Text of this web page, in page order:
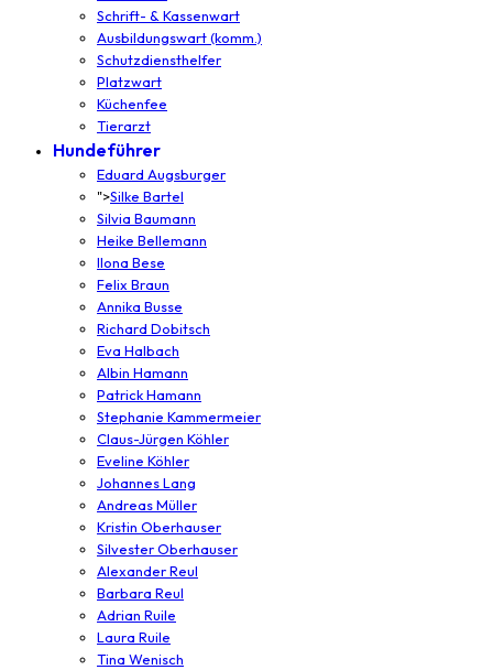
Schrift- & Kassenwart
Ausbildungswart (komm.)
Schutzdiensthelfer
Platzwart
Küchenfee
Tierarzt
Hundeführer
Eduard Augsburger
">Silke Bartel
Silvia Baumann
Heike Bellemann
Ilona Bese
Felix Braun
Annika Busse
Richard Dobitsch
Eva Halbach
Albin Hamann
Patrick Hamann
Stephanie Kammermeier
Claus-Jürgen Köhler
Eveline Köhler
Johannes Lang
Andreas Müller
Kristin Oberhauser
Silvester Oberhauser
Alexander Reul
Barbara Reul
Adrian Ruile
Laura Ruile
Tina Wenisch